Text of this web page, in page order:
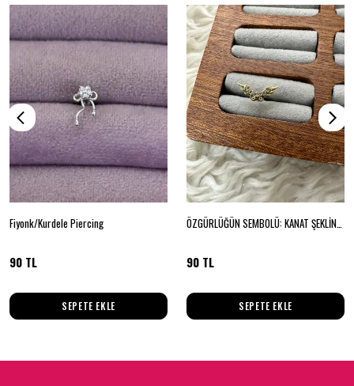
Fiyonk/Kurdele Piercing
90 TL
SEPETE EKLE
ÖZGÜRLÜĞÜN SEMBOLÜ: KANAT ŞEKLİNDE PIERCING
90 TL
SEPETE EKLE